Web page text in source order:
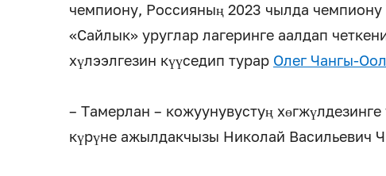
чемпиону, Россияның 2023 чылда
«Сайлык» уруглар лагеринге аалдап
хүлээлгезин күүседип турар Олег Чангы-Оол
– Тамерлан – кожуунувустуң
күрүне ажылдакчызы Николай Васильевич